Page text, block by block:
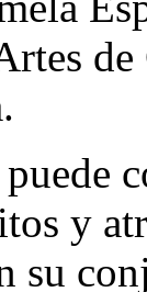
y
su